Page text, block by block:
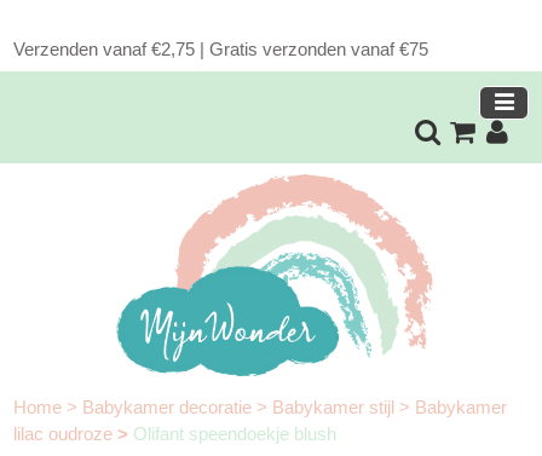
Verzenden vanaf €2,75 | Gratis verzonden vanaf €75
Home > Babykamer decoratie > Babykamer stijl > Babykamer
lilac oudroze> Olifant speendoekje blush